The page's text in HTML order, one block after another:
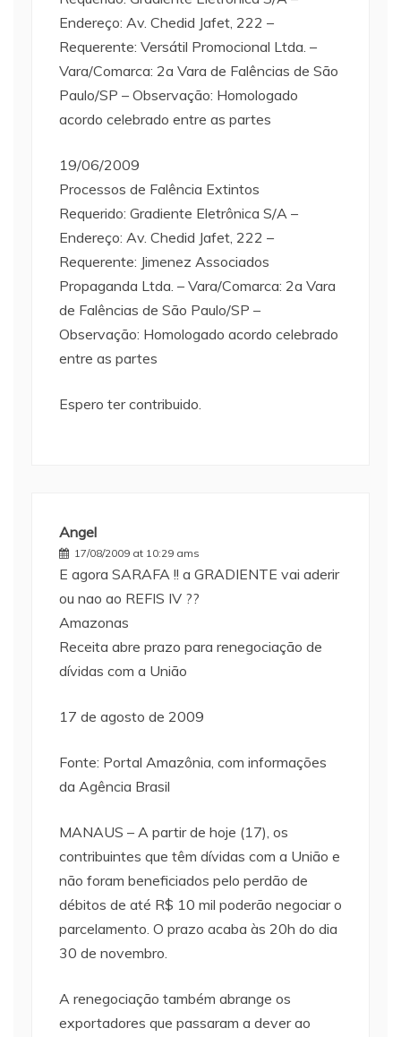
Endereço: Av. Chedid Jafet, 222 –
Requerente: Versátil Promocional Ltda. –
Vara/Comarca: 2a Vara de Falências de São
Paulo/SP – Observação: Homologado
acordo celebrado entre as partes
19/06/2009
Processos de Falência Extintos
Requerido: Gradiente Eletrônica S/A –
Endereço: Av. Chedid Jafet, 222 –
Requerente: Jimenez Associados
Propaganda Ltda. – Vara/Comarca: 2a Vara
de Falências de São Paulo/SP –
Observação: Homologado acordo celebrado
entre as partes
Espero ter contribuido.
Angel
17/08/2009 at 10:29 ams
E agora SARAFA !! a GRADIENTE vai aderir
ou nao ao REFIS IV ??
Amazonas
Receita abre prazo para renegociação de
dívidas com a União
17 de agosto de 2009
Fonte: Portal Amazônia, com informações
da Agência Brasil
MANAUS – A partir de hoje (17), os
contribuintes que têm dívidas com a União e
não foram beneficiados pelo perdão de
débitos de até R$ 10 mil poderão negociar o
parcelamento. O prazo acaba às 20h do dia
30 de novembro.
A renegociação também abrange os
exportadores que passaram a dever ao